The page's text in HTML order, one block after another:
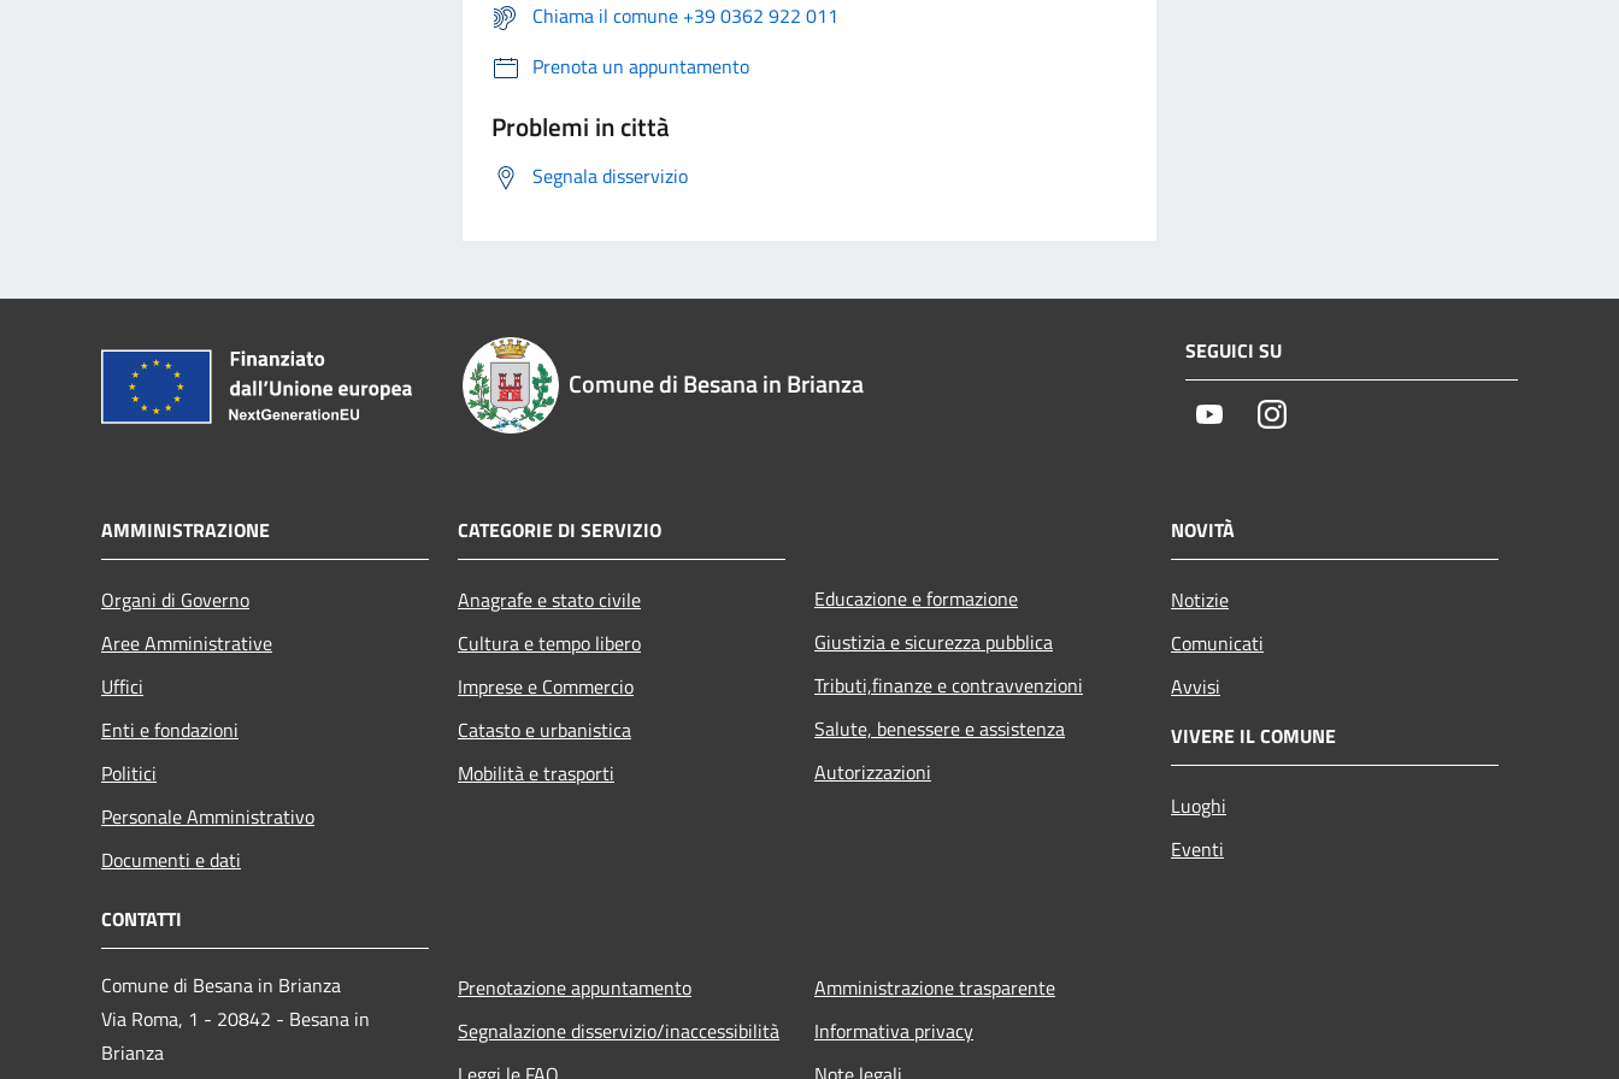
Chiama il comune +39 0362 922 011
Prenota un appuntamento
Problemi in città
Segnala disservizio
Comune di Besana in Brianza
SEGUICI SU
YoutubeInstagram
AMMINISTRAZIONE
Organi di Governo
Aree Amministrative
Uffici
Enti e fondazioni
Politici
Personale Amministrativo
Documenti e dati
CATEGORIE DI SERVIZIO
Anagrafe e stato civile
Cultura e tempo libero
Imprese e Commercio
Catasto e urbanistica
Mobilità e trasporti
Educazione e formazione
Giustizia e sicurezza pubblica
Tributi,finanze e contravvenzioni
Salute, benessere e assistenza
Autorizzazioni
NOVITÀ
Notizie
Comunicati
Avvisi
VIVERE IL COMUNE
Luoghi
Eventi
CONTATTI
Comune di Besana in Brianza
Via Roma, 1 - 20842 - Besana in
Brianza
Prenotazione appuntamento
Segnalazione disservizio/inaccessibilità
Amministrazione trasparente
Informativa privacy